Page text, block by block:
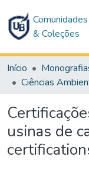
Comunidades
& Coleções
Início
Ciências
usinas de